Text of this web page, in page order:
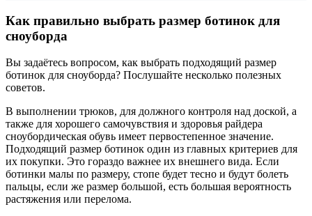
Как правильно выбрать размер ботинок для
сноуборда
Вы задаётесь вопросом, как выбрать подходящий размер
ботинок для сноуборда? Послушайте несколько полезных
советов.
В выполнении трюков, для должного контроля над доской, а
также для хорошего самочувствия и здоровья райдера
сноубордическая обувь имеет первостепенное значение.
Подходящий размер ботинок один из главных критериев для
их покупки. Это гораздо важнее их внешнего вида. Если
ботинки малы по размеру, стопе будет тесно и будут болеть
пальцы, если же размер большой, есть большая вероятность
растяжения или перелома.